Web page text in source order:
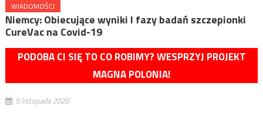
WIADOMOŚCI
Niemcy: Obiecujące wyniki I fazy badań szczepionki
CureVac na Covid-19
PODOBA CI SIĘ TO CO ROBIMY? WESPRZYJ PROJEKT
MAGNA POLONIA!
5 listopada 2020